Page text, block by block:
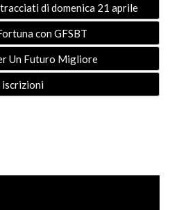
di domenica 21 aprile
con GFSBT
Un Futuro Migliore